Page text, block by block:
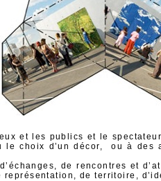
et les publics et le
le choix d’un décor, ou à
de rencontres et
représentation, de territoire,